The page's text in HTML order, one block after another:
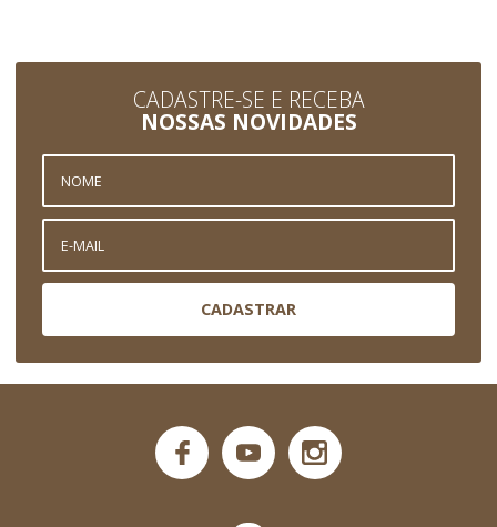
CADASTRE-SE E RECEBA
NOSSAS NOVIDADES
CADASTRAR